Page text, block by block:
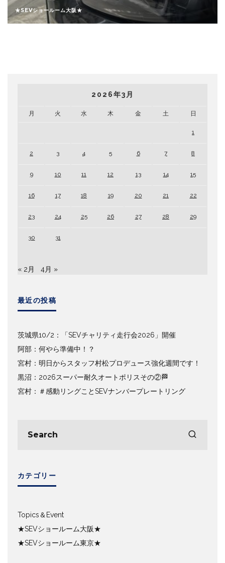
★SEVショールーム大阪★
2026年3月
月 火 水 木 金 土 日
1
2 3 4 5 6 7 8
9 10 11 12 13 14 15
16 17 18 19 20 21 22
23 24 25 26 27 28 29
30 31
« 2月 4月 »
最近の投稿
茨城県10/2：「SEVチャリティ走行会2026」開催
阿部：何やら準備中！？
宮村：明日からスタッフ村松プロデュース強化週間です！
黒沼：2026スーパー耐久オートポリスその②🏁
宮村：＃感動リングことSEVナンバープレートリング
カテゴリー
Topics＆Event
★SEVショールーム大阪★
★SEVショールーム東京★